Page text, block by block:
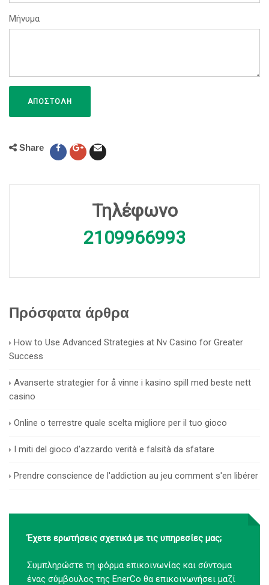
Μήνυμα
Share
Τηλέφωνο
2109966993
Πρόσφατα άρθρα
How to Use Advanced Strategies at Nv Casino for Greater
Success
Avanserte strategier for å vinne i kasino spill med beste nett
casino
Online o terrestre quale scelta migliore per il tuo gioco
I miti del gioco d'azzardo verità e falsità da sfatare
Prendre conscience de l'addiction au jeu comment s'en libérer
Έχετε ερωτήσεις σχετικά με τις υπηρεσίες μας;
Συμπληρώστε τη φόρμα επικοινωνίας και σύντομα
ένας σύμβουλος της EnerCo θα επικοινωνήσει μαζί